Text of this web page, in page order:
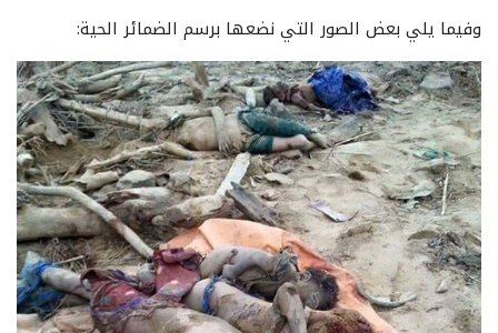
وفيما يلي بعض الصور التي نضعها برسم الضمائر الحية: